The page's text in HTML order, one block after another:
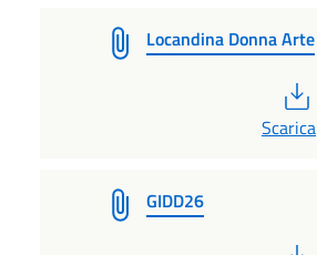
Locandina Donna Arte
Scarica
GIDD26